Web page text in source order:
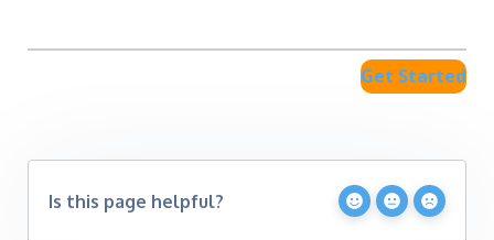
Get Started
Is this page helpful?